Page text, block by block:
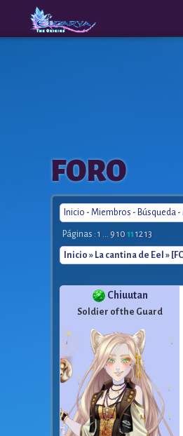
The
Origins
FORO
Inicio - Miembros - Búsqueda -
Páginas : 1 ... 9 10 11 1213
Inicio » La cantina de Eel »
Chiuutan
Soldier of the Guard